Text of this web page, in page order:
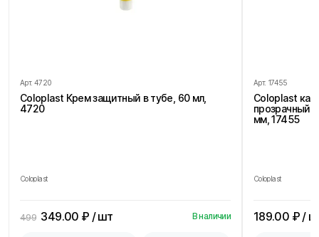
Арт. 4720
Coloplast Крем защитный в тубе, 60 мл,
4720
Coloplast
499 349.00 ₽ / шт В наличии
Арт. 17455
Coloplast
прозрачный,
мм, 17455
Coloplast
189.00 ₽ /